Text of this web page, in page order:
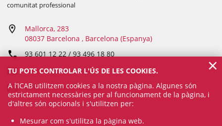
comunitat professional
Mallorca, 283
08037 Barcelona , Barcelona (Espanya)
93 601 12 22 / 93 496 18 80
borsatalent@icab.cat
emprentalent@icab.cat
TU POTS CONTROLAR L'ÚS DE LES COOKIES.
A l’ICAB utilitzem cookies a la nostra pàgina. Algunes són
estrictament necessàries per al funcionament de la pàgina, i
d'altres són opcionals i s'utilitzen per:
Mesurar com s'utilitza la pàgina web.
×